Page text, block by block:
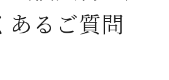
あるご質問